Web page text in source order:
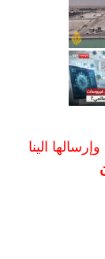
الينا